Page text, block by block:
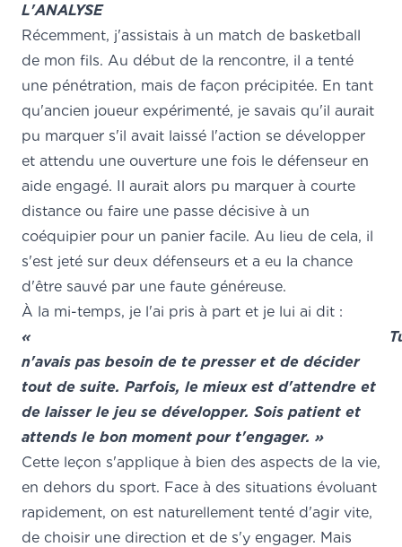
L'ANALYSE
Récemment, j'assistais à un match de basketball
de mon fils. Au début de la rencontre, il a tenté
une pénétration, mais de façon précipitée. En tant
qu'ancien joueur expérimenté, je savais qu'il aurait
pu marquer s'il avait laissé l'action se développer
et attendu une ouverture une fois le défenseur en
aide engagé. Il aurait alors pu marquer à courte
distance ou faire une passe décisive à un
coéquipier pour un panier facile. Au lieu de cela, il
s'est jeté sur deux défenseurs et a eu la chance
d'être sauvé par une faute généreuse.
À la mi-temps, je l'ai pris à part et je lui ai dit :
«
n'avais pas besoin de te presser et de décider
tout de suite. Parfois, le mieux est d'attendre et
de laisser le jeu se développer. Sois patient et
attends le bon moment pour t'engager. »
Cette leçon s'applique à bien des aspects de la vie,
en dehors du sport. Face à des situations évoluant
rapidement, on est naturellement tenté d'agir vite,
de choisir une direction et de s'y engager. Mais